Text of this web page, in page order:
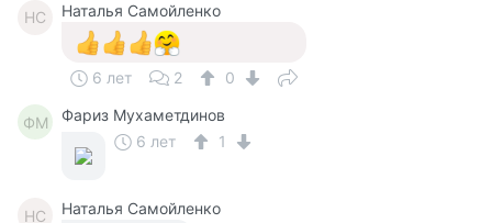
НС Наталья Самойленко
6 лет 2 0
ФМ
Фариз Мухаметдинов
6 лет
1
НС Наталья Самойленко